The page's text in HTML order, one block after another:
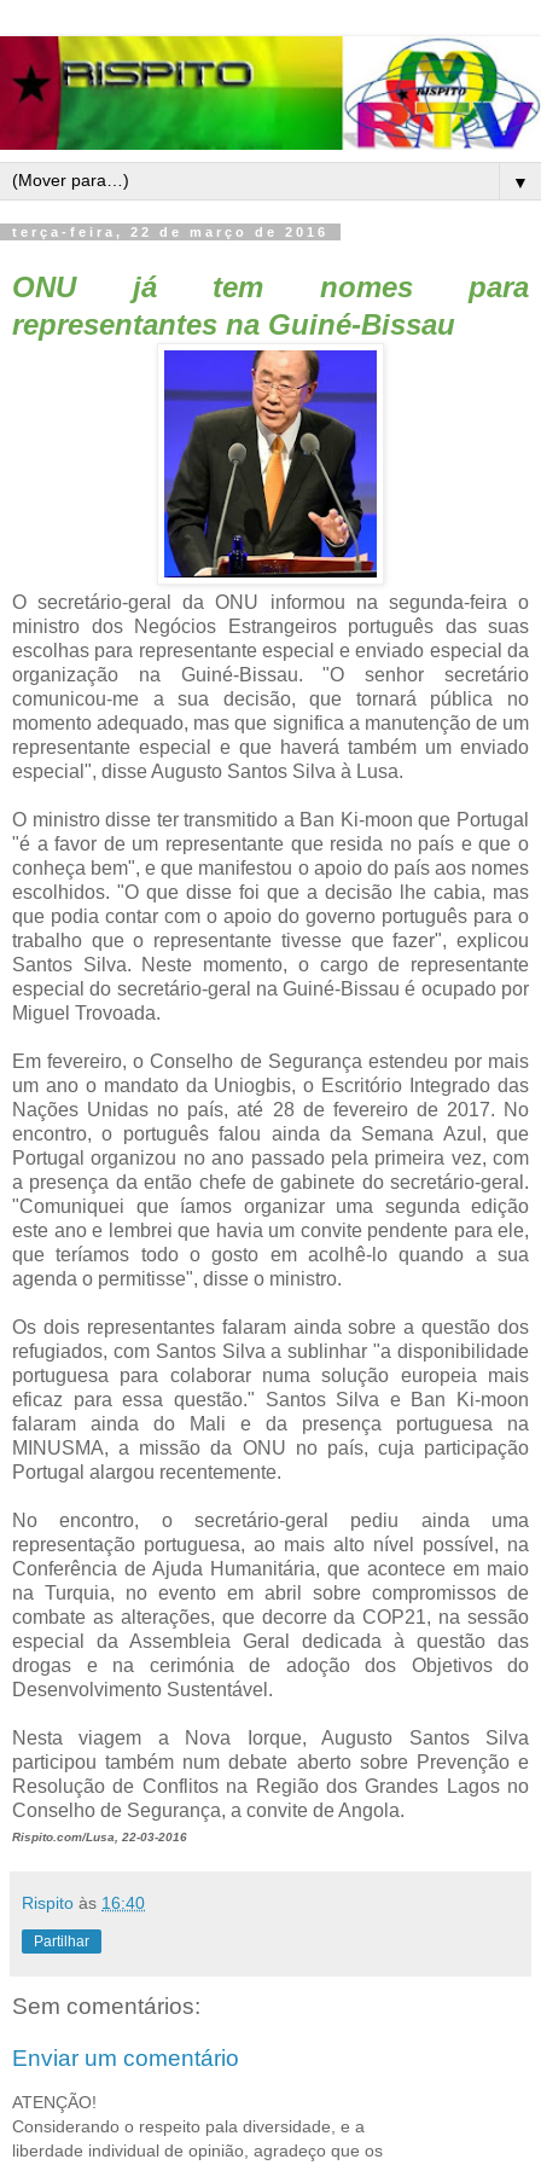
▼
terça-feira, 22 de março de 2016
ONU já tem nomes para
representantes na Guiné-Bissau
O secretário-geral da ONU informou na segunda-feira o
ministro dos Negócios Estrangeiros português das suas
escolhas para representante especial e enviado especial da
organização na Guiné-Bissau. "O senhor secretário
comunicou-me a sua decisão, que tornará pública no
momento adequado, mas que significa a manutenção de um
representante especial e que haverá também um enviado
especial", disse Augusto Santos Silva à Lusa.
O ministro disse ter transmitido a Ban Ki-moon que Portugal
"é a favor de um representante que resida no país e que o
conheça bem", e que manifestou o apoio do país aos nomes
escolhidos. "O que disse foi que a decisão lhe cabia, mas
que podia contar com o apoio do governo português para o
trabalho que o representante tivesse que fazer", explicou
Santos Silva. Neste momento, o cargo de representante
especial do secretário-geral na Guiné-Bissau é ocupado por
Miguel Trovoada.
Em fevereiro, o Conselho de Segurança estendeu por mais
um ano o mandato da Uniogbis, o Escritório Integrado das
Nações Unidas no país, até 28 de fevereiro de 2017. No
encontro, o português falou ainda da Semana Azul, que
Portugal organizou no ano passado pela primeira vez, com
a presença da então chefe de gabinete do secretário-geral.
"Comuniquei que íamos organizar uma segunda edição
este ano e lembrei que havia um convite pendente para ele,
que teríamos todo o gosto em acolhê-lo quando a sua
agenda o permitisse", disse o ministro.
Os dois representantes falaram ainda sobre a questão dos
refugiados, com Santos Silva a sublinhar "a disponibilidade
portuguesa para colaborar numa solução europeia mais
eficaz para essa questão." Santos Silva e Ban Ki-moon
falaram ainda do Mali e da presença portuguesa na
MINUSMA, a missão da ONU no país, cuja participação
Portugal alargou recentemente.
No encontro, o secretário-geral pediu ainda uma
representação portuguesa, ao mais alto nível possível, na
Conferência de Ajuda Humanitária, que acontece em maio
na Turquia, no evento em abril sobre compromissos de
combate as alterações, que decorre da COP21, na sessão
especial da Assembleia Geral dedicada à questão das
drogas e na cerimónia de adoção dos Objetivos do
Desenvolvimento Sustentável.
Nesta viagem a Nova Iorque, Augusto Santos Silva
participou também num debate aberto sobre Prevenção e
Resolução de Conflitos na Região dos Grandes Lagos no
Conselho de Segurança, a convite de Angola.
Rispito.com/Lusa, 22-03-2016
Rispito às 16:40
Partilhar
Sem comentários:
Enviar um comentário
ATENÇÃO!
Considerando o respeito pala diversidade, e a
liberdade individual de opinião, agradeço que os